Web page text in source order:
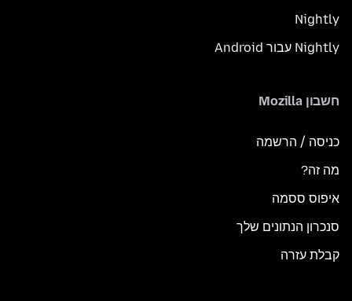
Nightly
Nightly עבור Android
חשבון Mozilla
כניסה / הרשמה
מה זה?
איפוס ססמה
סנכרון הנתונים שלך
קבלת עזרה